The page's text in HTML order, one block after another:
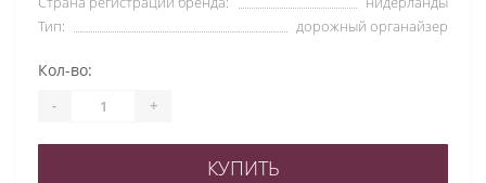
Тип:
дорожный органайзер
Кол-во:
- +
КУПИТЬ